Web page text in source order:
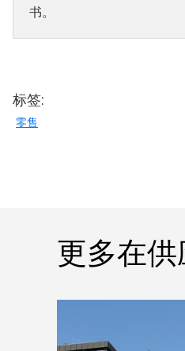
书。
标签:
零售
更多在